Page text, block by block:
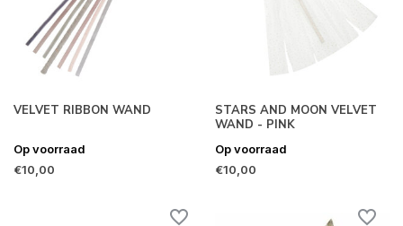
VELVET RIBBON WAND
Op voorraad
€10,00
STARS AND MOON VELVET
WAND - PINK
Op voorraad
€10,00